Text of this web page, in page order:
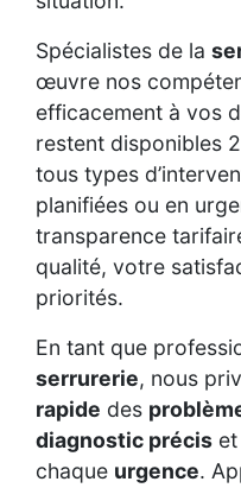
Spécialistes de la
œuvre nos
efficacement à vos
restent disponibles
tous types
planifiées ou en
transparence
qualité, votre
priorités.
En tant que
serrurerie, nous
rapide des
diagnostic précis
chaque urgence.